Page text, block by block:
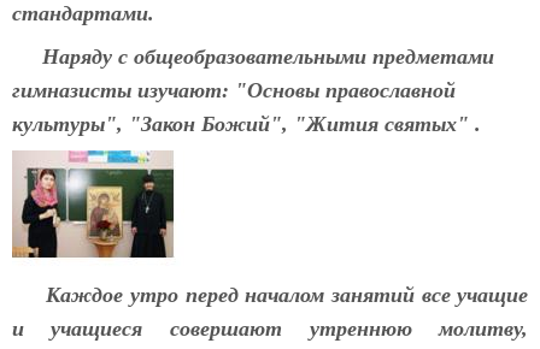
стандартами.
Наряду с общеобразовательными предметами
гимназисты изучают: "Основы православной
культуры", "Закон Божий", "Жития святых" .
Каждое утро перед началом занятий все учащие
и учащиеся совершают утреннюю молитву,